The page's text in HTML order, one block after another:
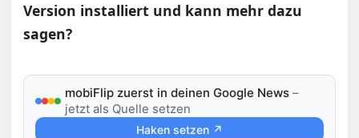
Version installiert und kann mehr dazu
sagen?
mobiFlip zuerst in deinen Google News –
jetzt als Quelle setzen
Haken setzen ↗